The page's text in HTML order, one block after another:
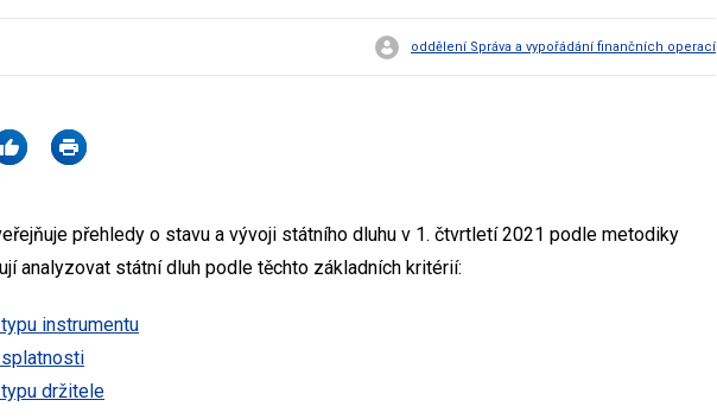
oddělení Správa a vypořádání finančních operací
přehledy o stavu a vývoji státního dluhu v 1. čtvrtletí 2021 podle metodiky
analyzovat státní dluh podle těchto základních kritérií:
instrumentu
držitele